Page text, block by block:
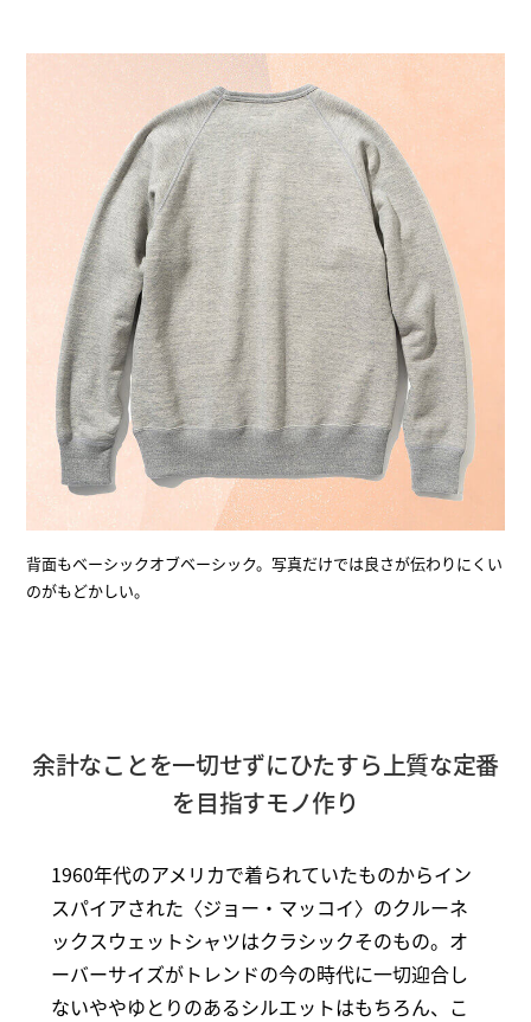
背面もベーシックオブベーシック。写真だけでは良さが伝わりにくい
のがもどかしい。
余計なことを一切せずにひたすら上質な定番
を目指すモノ作り
1960年代のアメリカで着られていたものからイン
スパイアされた〈ジョー・マッコイ〉のクルーネ
ックスウェットシャツはクラシックそのもの。オ
ーバーサイズがトレンドの今の時代に一切迎合し
ないややゆとりのあるシルエットはもちろん、こ